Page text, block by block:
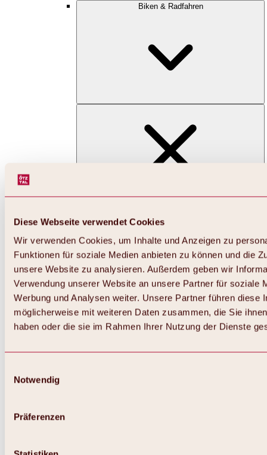
Diese Webseite verwendet Cookies
Wir verwenden Cookies, um Inhalte und Anzeigen zu
Funktionen für soziale Medien anbieten zu können und die
unsere Website zu analysieren. Außerdem geben wir
Verwendung unserer Website an unsere Partner für soziale
Werbung und Analysen weiter. Unsere Partner führen diese
möglicherweise mit weiteren Daten zusammen, die Sie
haben oder die sie im Rahmen Ihrer Nutzung der Dienste
Notwendig
Präferenzen
Biken & Radfahren